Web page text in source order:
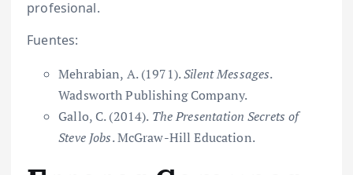
profesional.
Fuentes:
Mehrabian, A. (1971).Silent Messages.
Wadsworth Publishing Company.
Gallo, C. (2014). The Presentation Secrets of
Steve Jobs. McGraw-Hill Education.